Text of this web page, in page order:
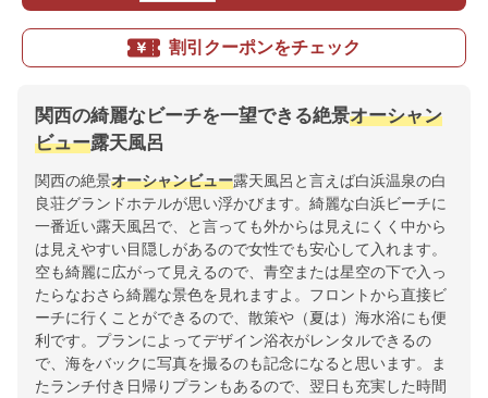
割引クーポンをチェック
関西の綺麗なビーチを一望できる絶景オーシャン
ビュー露天風呂
関西の絶景オーシャンビュー露天風呂と言えば白浜温泉の白
良荘グランドホテルが思い浮かびます。綺麗な白浜ビーチに
一番近い露天風呂で、と言っても外からは見えにくく中から
は見えやすい目隠しがあるので女性でも安心して入れます。
空も綺麗に広がって見えるので、青空または星空の下で入っ
たらなおさら綺麗な景色を見れますよ。フロントから直接ビ
ーチに行くことができるので、散策や（夏は）海水浴にも便
利です。プランによってデザイン浴衣がレンタルできるの
で、海をバックに写真を撮るのも記念になると思います。ま
たランチ付き日帰りプランもあるので、翌日も充実した時間